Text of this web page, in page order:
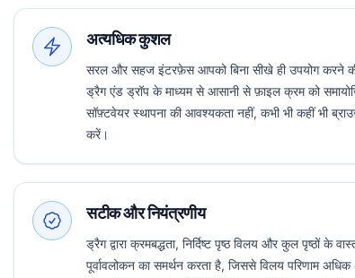
अत्यधिक कुशल
सरल और सहज इंटरफ़ेस आपको बिना सीखे ही उपयोग करने
ड्रैग एंड ड्रॉप के माध्यम से आसानी से फ़ाइल क्रम को
सॉफ़्टवेयर स्थापना की आवश्यकता नहीं, कभी भी कहीं भी
करें।
सटीक और नियंत्रणीय
ड्रैग द्वारा क्रमबद्धता, निर्दिष्ट पृष्ठ विलय और कुल पृष्ठों के
पूर्वावलोकन का समर्थन करता है, जिससे विलय परिणाम अधिक